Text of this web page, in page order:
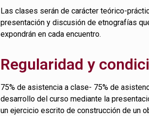
Las clases serán de carácter teórico-
presentación y discusión de etnografías
expondrán en cada encuentro.
Regularidad y
75% de asistencia a clase- 75% de
desarrollo del curso mediante la
un ejercicio escrito de construcción de un